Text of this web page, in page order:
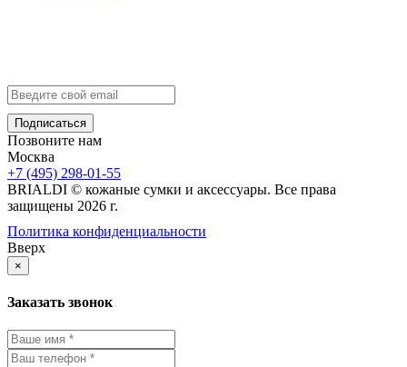
Позвоните нам
Москва
+7 (495) 298-01-55
BRIALDI © кожаные сумки и аксессуары. Все права
защищены 2026 г.
Политика конфиденциальности
Вверх
×
Заказать звонок